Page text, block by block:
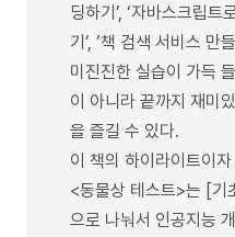
딩하기’, ‘자바스크립
기’, ‘책 검색 서비스 만
미진진한 실습이 가득
이 아니라 끝까지 재미
을 즐길 수 있다.
이 책의 하이라이트이
<동물상 테스트>는 [
으로 나눠서 인공지능